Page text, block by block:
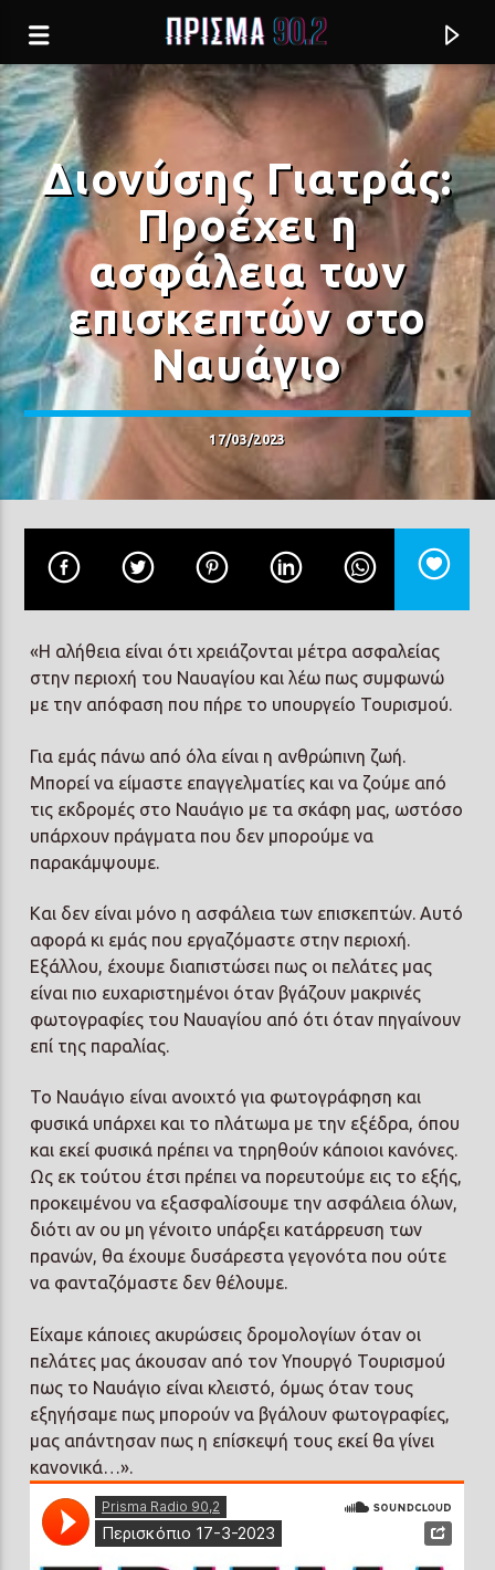
Current track
ΑΣΤΕΡΑΚΙ ΦΩΤΕΙΝΟ
ΠΑΙΔΕΣ ΕΝΤΑΞΕΙ
Prisma Radio 90,2
Διονύσης Γιατράς:
Προέχει η
ασφάλεια των
επισκεπτών στο
Ναυάγιο
17/03/2023
«Η αλήθεια είναι ότι χρειάζονται μέτρα ασφαλείας
στην περιοχή του Ναυαγίου και λέω πως συμφωνώ
με την απόφαση που πήρε το υπουργείο Τουρισμού.
Για εμάς πάνω από όλα είναι η ανθρώπινη ζωή.
Μπορεί να είμαστε επαγγελματίες και να ζούμε από
τις εκδρομές στο Ναυάγιο με τα σκάφη μας, ωστόσο
υπάρχουν πράγματα που δεν μπορούμε να
παρακάμψουμε.
Και δεν είναι μόνο η ασφάλεια των επισκεπτών. Αυτό
αφορά κι εμάς που εργαζόμαστε στην περιοχή.
Εξάλλου, έχουμε διαπιστώσει πως οι πελάτες μας
είναι πιο ευχαριστημένοι όταν βγάζουν μακρινές
φωτογραφίες του Ναυαγίου από ότι όταν πηγαίνουν
επί της παραλίας.
Το Ναυάγιο είναι ανοιχτό για φωτογράφηση και
φυσικά υπάρχει και το πλάτωμα με την εξέδρα, όπου
και εκεί φυσικά πρέπει να τηρηθούν κάποιοι κανόνες.
Ως εκ τούτου έτσι πρέπει να πορευτούμε εις το εξής,
προκειμένου να εξασφαλίσουμε την ασφάλεια όλων,
διότι αν ου μη γένοιτο υπάρξει κατάρρευση των
πρανών, θα έχουμε δυσάρεστα γεγονότα που ούτε
να φανταζόμαστε δεν θέλουμε.
Είχαμε κάποιες ακυρώσεις δρομολογίων όταν οι
πελάτες μας άκουσαν από τον Υπουργό Τουρισμού
πως το Ναυάγιο είναι κλειστό, όμως όταν τους
εξηγήσαμε πως μπορούν να βγάλουν φωτογραφίες,
μας απάντησαν πως η επίσκεψή τους εκεί θα γίνει
κανονικά…».